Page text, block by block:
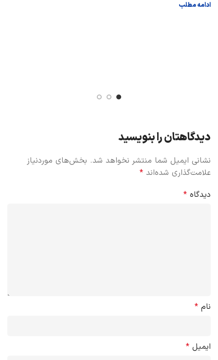
ادامه مطلب
دیدگاهتان را بنویسید
نشانی ایمیل شما منتشر نخواهد شد. بخش‌های موردنیاز
علامت‌گذاری شده‌اند *
دیدگاه *
نام *
ایمیل *